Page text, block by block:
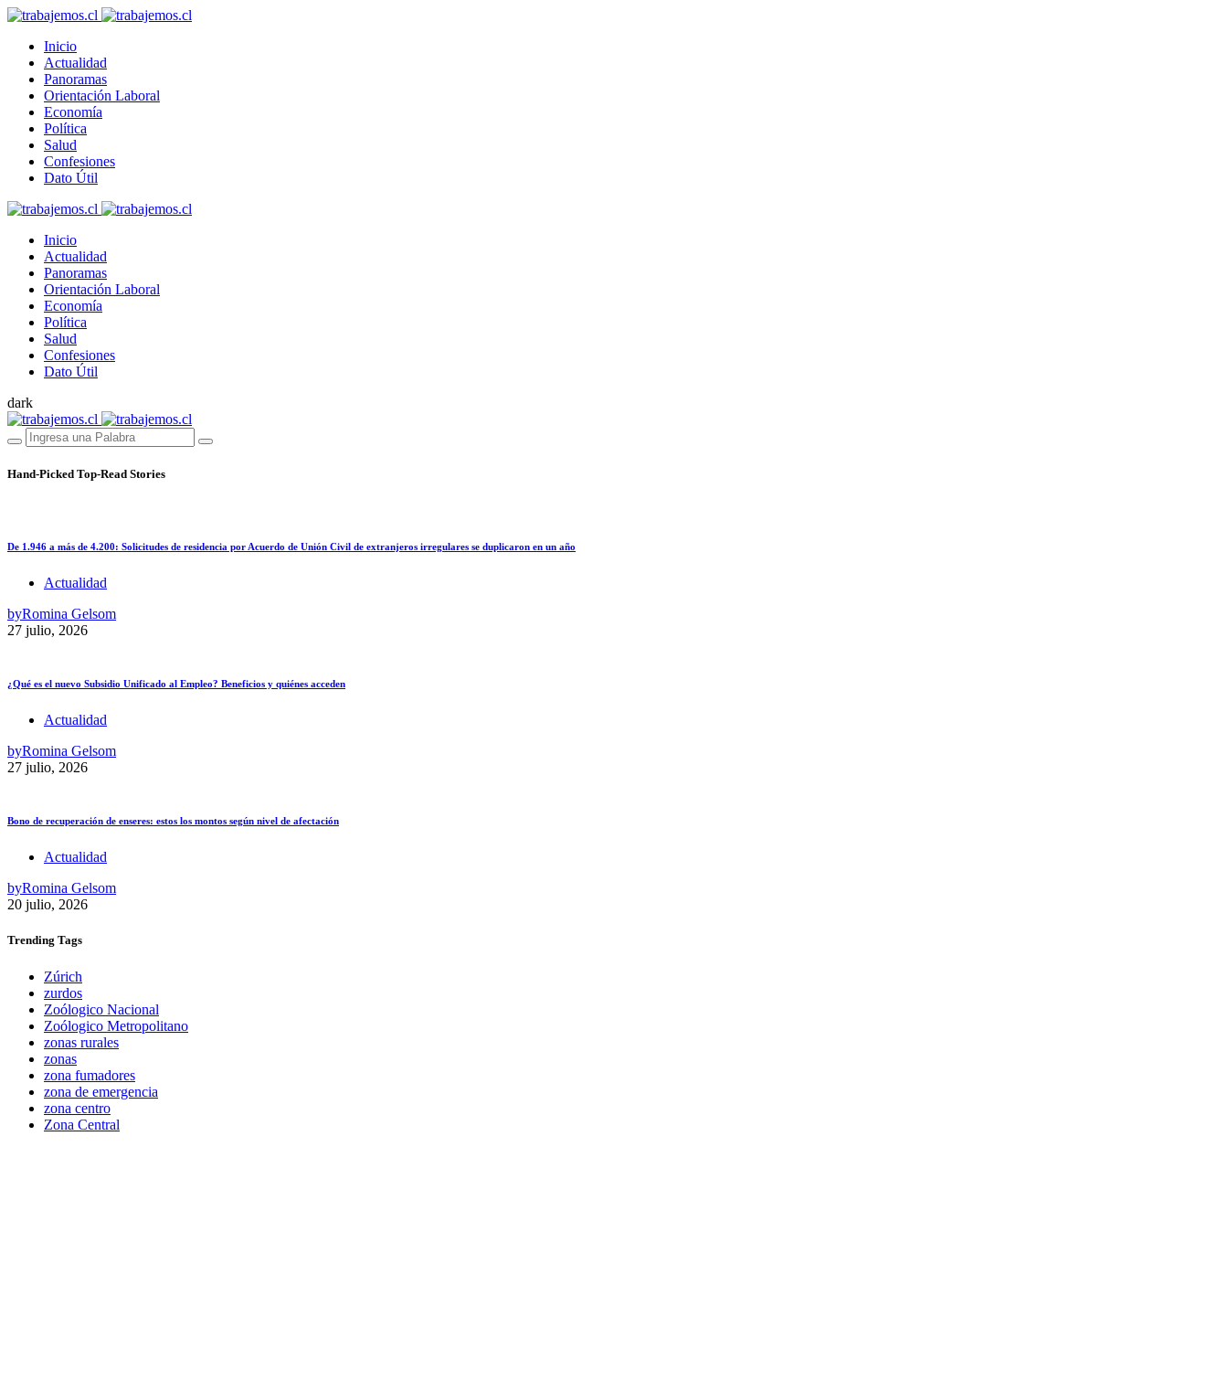
Inicio
Actualidad
Panoramas
Orientación Laboral
Economía
Política
Salud
Confesiones
Dato Útil
Inicio
Actualidad
Panoramas
Orientación Laboral
Economía
Política
Salud
Confesiones
Dato Útil
dark
Hand-Picked Top-Read Stories
De 1.946 a más de 4.200: Solicitudes de residencia por Acuerdo de Unión Civil de extranjeros irregulares se duplicaron en un año
Actualidad
byRomina Gelsom
27 julio, 2026
¿Qué es el nuevo Subsidio Unificado al Empleo? Beneficios y quiénes acceden
Actualidad
byRomina Gelsom
27 julio, 2026
Bono de recuperación de enseres: estos los montos según nivel de afectación
Actualidad
byRomina Gelsom
20 julio, 2026
Trending Tags
Zúrich
zurdos
Zoólogico Nacional
Zoólogico Metropolitano
zonas rurales
zonas
zona fumadores
zona de emergencia
zona centro
Zona Central